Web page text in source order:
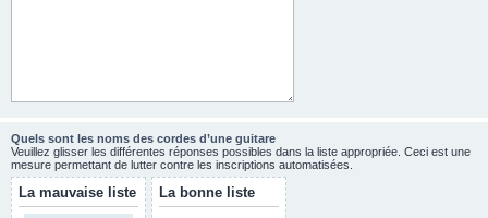
Quels sont les noms des cordes d’une guitare
Veuillez glisser les différentes réponses possibles dans la liste appropriée. Ceci est une
mesure permettant de lutter contre les inscriptions automatisées.
La mauvaise liste La bonne liste